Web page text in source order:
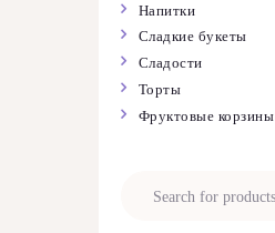
Напитки
Сладкие букеты
Сладости
Торты
Фруктовые корзины